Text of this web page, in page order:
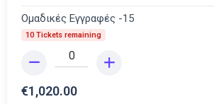
Ομαδικές Εγγραφές -15
10 Tickets remaining
€1,020.00